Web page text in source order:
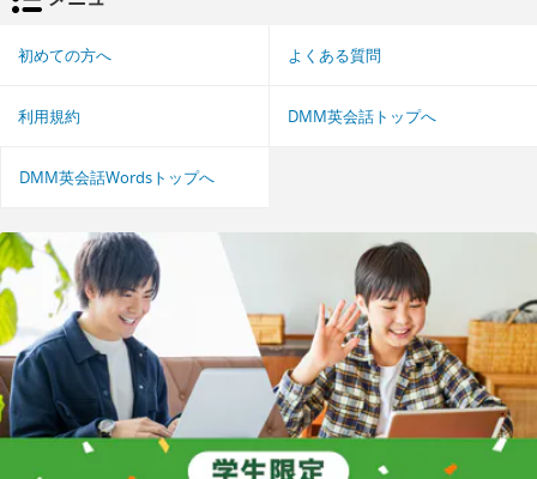
初めての方へ よくある質問
利用規約 DMM英会話トップへ
DMM英会話Wordsトップへ